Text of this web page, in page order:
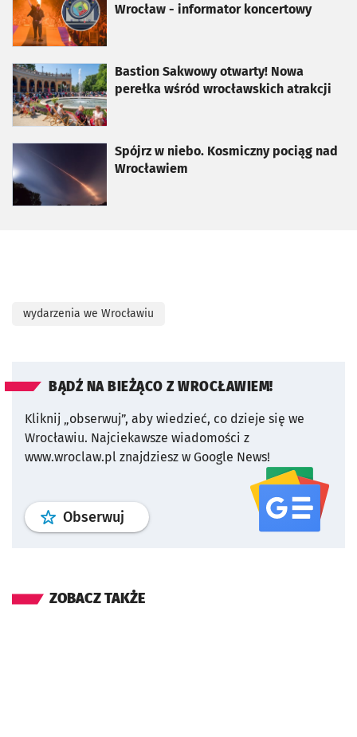
Wrocław - informator koncertowy
Bastion Sakwowy otwarty! Nowa
perełka wśród wrocławskich atrakcji
otworzy się w nowej karcie
Spójrz w niebo. Kosmiczny pociąg nad
Wrocławiem
otworzy się w nowej karcie
wydarzenia we Wrocławiu
BĄDŹ NA BIEŻĄCO Z WROCŁAWIEM!
Kliknij „obserwuj”, aby wiedzieć, co dzieje się we
Wrocławiu. Najciekawsze wiadomości z
www.wroclaw.pl znajdziesz w Google News!
Obserwuj profil serwisu
ZOBACZ TAKŻE